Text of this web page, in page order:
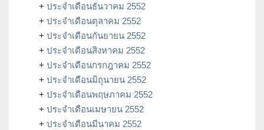
+ ประจำเดือนธันวาคม 2552
+ ประจำเดือนตุลาคม 2552
+ ประจำเดือนกันยายน 2552
+ ประจำเดือนสิงหาคม 2552
+ ประจำเดือนกรกฎาคม 2552
+ ประจำเดือนมิถุนายน 2552
+ ประจำเดือนพฤษภาคม 2552
+ ประจำเดือนเมษายน 2552
+ ประจำเดือนมีนาคม 2552